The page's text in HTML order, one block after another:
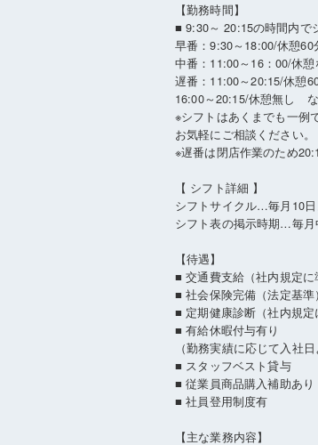
【勤務時間】
■ 9:30～ 20:15の時間内で
早番：9:30～18:00/休憩
中番：11:00～16：00/休憩
遅番：11:00～20:15/休憩60
16:00～20:15/休憩無し
※シフトはあくまでも一例で
お気軽にご相談ください。
※遅番は閉店作業のため
【 シフト詳細 】
シフトサイクル…毎月10日
シフト表の掲示時期…毎月
【待遇】
■ 交通費支給（社内規定に
■ 社会保険完備（法定基準）
■ 定期健康診断（社内規定
■ 有給休暇付与有り
（勤務実績に応じて入社
■ スタッフベスト貸与
■ 従業員商品購入補助あり
■ 社員登用制度有
【主な業務内容】